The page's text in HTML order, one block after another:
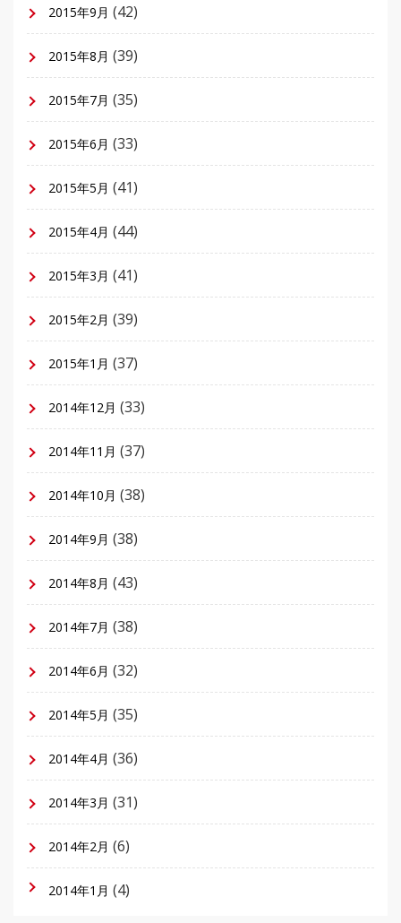
2015年9月 (42)
2015年8月 (39)
2015年7月 (35)
2015年6月 (33)
2015年5月 (41)
2015年4月 (44)
2015年3月 (41)
2015年2月 (39)
2015年1月 (37)
2014年12月 (33)
2014年11月 (37)
2014年10月 (38)
2014年9月 (38)
2014年8月 (43)
2014年7月 (38)
2014年6月 (32)
2014年5月 (35)
2014年4月 (36)
2014年3月 (31)
2014年2月 (6)
2014年1月 (4)